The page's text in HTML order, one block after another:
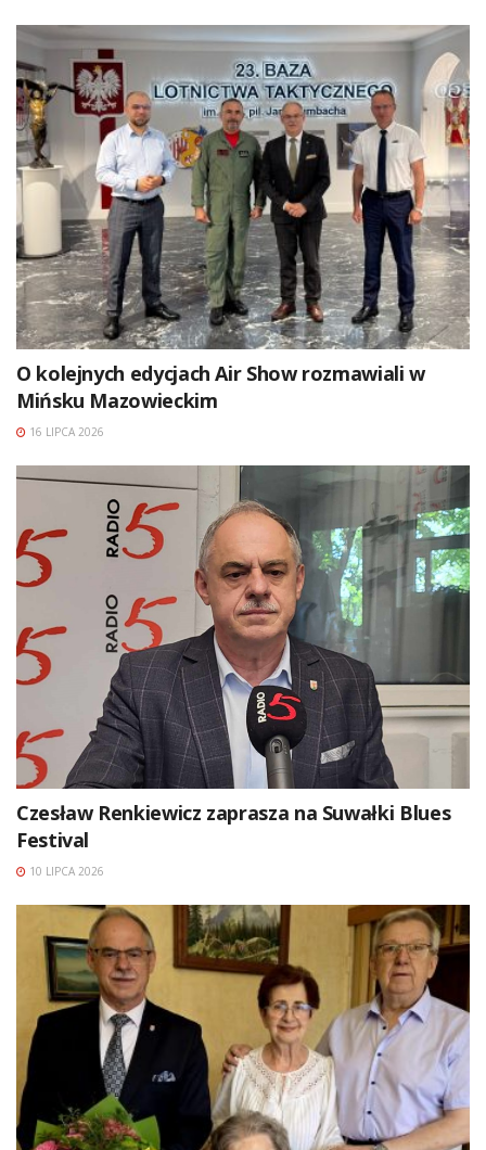
O kolejnych edycjach Air Show rozmawiali w
Mińsku Mazowieckim
16 LIPCA 2026
Czesław Renkiewicz zaprasza na Suwałki Blues
Festival
10 LIPCA 2026